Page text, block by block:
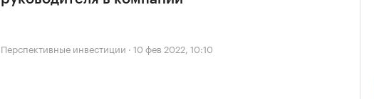
Перспективные инвестиции · 10 фев 2022, 10:10